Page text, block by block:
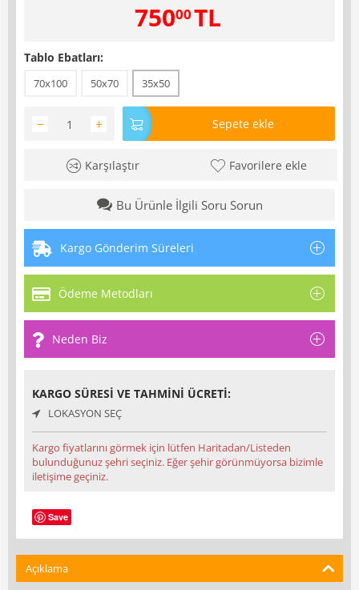
75000TL
Tablo Ebatları:
70x100 50x70 35x50
+
− Sepete ekle
Karşılaştır Favorilere ekle
Bu Ürünle İlgili Soru Sorun
Kargo Gönderim Süreleri
Ödeme Metodları
Neden Biz
KARGO SÜRESI VE TAHMINI ÜCRETI:
LOKASYON SEÇ
Kargo fiyatlarını görmek için lütfen Haritadan/Listeden
bulunduğunuz şehri seçiniz. Eğer şehir görünmüyorsa bizimle
iletişime geçiniz.
Save
Açıklama